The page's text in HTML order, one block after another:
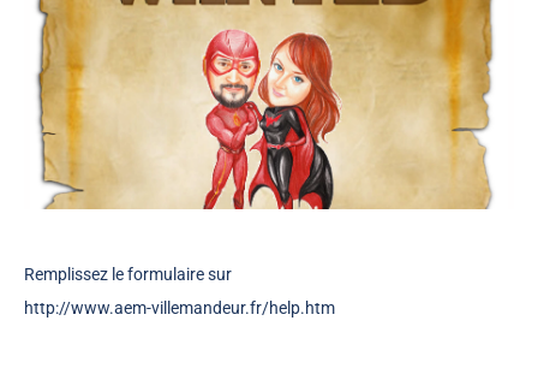
Remplissez le formulaire sur
http://www.aem-villemandeur.fr/help.htm